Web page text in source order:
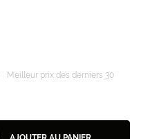
Meilleur prix des derniers 30